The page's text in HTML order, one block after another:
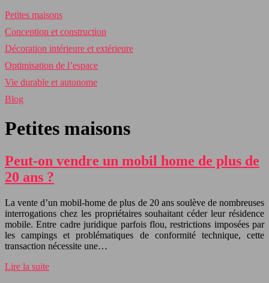
Petites maisons
Conception et construction
Décoration intérieure et extérieure
Optimisation de l’espace
Vie durable et autonome
Blog
Petites maisons
Peut-on vendre un mobil home de plus de
20 ans ?
La vente d’un mobil-home de plus de 20 ans soulève de nombreuses
interrogations chez les propriétaires souhaitant céder leur résidence
mobile. Entre cadre juridique parfois flou, restrictions imposées par
les campings et problématiques de conformité technique, cette
transaction nécessite une…
Lire la suite